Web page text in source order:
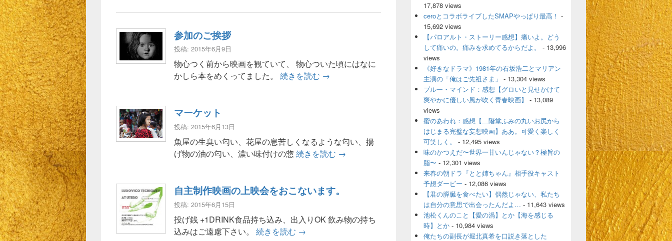
参加のご挨拶
投稿: 2015年6月9日
物心つく前から映画を観ていて、 物心ついた頃にはなに
かしら本をめくってました。 続きを読む 参加のご挨拶
→
マーケット
投稿: 2015年6月13日
魚屋の生臭い匂い、花屋の息苦しくなるような匂い、揚
げ物の油の匂い、濃い味付けの惣 続きを読む マーケット
→
自主制作映画の上映会をおこないます。
投稿: 2015年6月15日
投げ銭 +1DRINK食品持ち込み、出入りOK 飲み物の持ち
込みはご遠慮下さい。 続きを読む 自主制作映画の上映会をおこないます。
→
17,878 views
ceroとコラボライブしたSMAPやっぱり最高！ -
15,692 views
【パロアルト・ストーリー感想】痛いよ。どう
して痛いの。痛みを求めてるからだよ。
- 13,996
views
《好きなドラマ》1981年の石坂浩二とマリアン
主演の「俺はご先祖さま」 - 13,304 views
ブルー・マインド：感想【グロいと見せかけて
爽やかに優しい風が吹く青春映画】
- 13,089
views
蜜のあわれ：感想【二階堂ふみの丸いお尻から
はじまる完璧な妄想映画】ああ。可愛く楽しく
可笑しく。
- 12,495 views
味のかつえだ〜世界一甘いんじゃない？極旨の
脂〜 - 12,301 views
来春の朝ドラ『とと姉ちゃん』相手役キャスト
予想ダービー - 12,086 views
【君の膵臓を食べたい】偶然じゃない、私たち
は自分の意思で出会ったんだよ… - 11,643 views
池松くんのこと【愛の渦】とか【海を感じる
時】とか - 10,984 views
俺たちの副長が堀北真希を口説き落とした